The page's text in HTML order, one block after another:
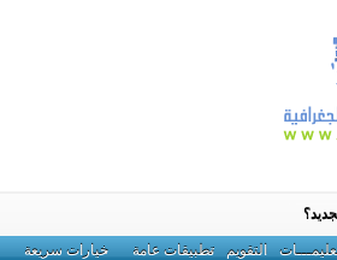
التقويم تطبيقات عامة خيارات سريعة